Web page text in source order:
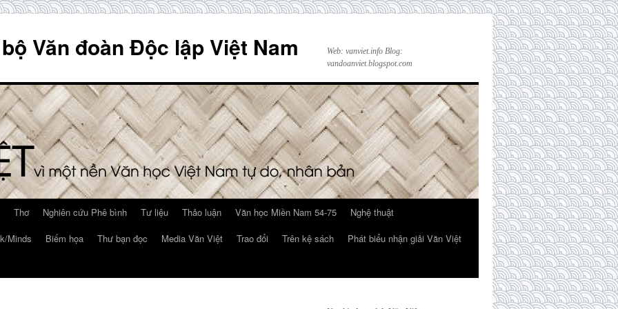
Văn đoàn Độc lập Việt Nam
Web: vanviet.info Blog:
vandoanviet.blogspot.com
Thơ Nghiên cứu Phê bình Tư liệu Thảo luận Văn học Miền Nam 54-75
Nghệ thuật
Minds Biếm họa Thư bạn đọc Media Văn Việt Trao đổi Trên kệ sách
Phát biểu nhận giải Văn Việt